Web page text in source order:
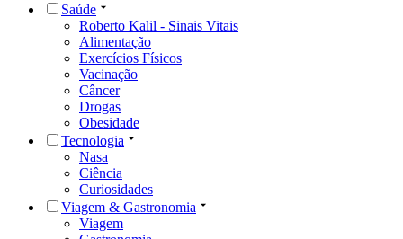
Saúde
Roberto Kalil - Sinais Vitais
Alimentação
Exercícios Físicos
Vacinação
Câncer
Drogas
Obesidade
Tecnologia
Nasa
Ciência
Curiosidades
Viagem & Gastronomia
Viagem